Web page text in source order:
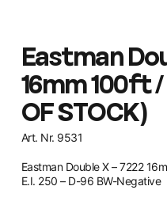
Eastman
16mm 100ft
OF STOCK)
Art. Nr. 9531
Eastman Double X – 7222
E.I. 250 – D-96 BW-Negative